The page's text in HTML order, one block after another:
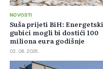
NOVOSTI
Suša prijeti BiH: Energetski
gubici mogli bi dostići 100
miliona eura godišnje
03. 08. 2026.